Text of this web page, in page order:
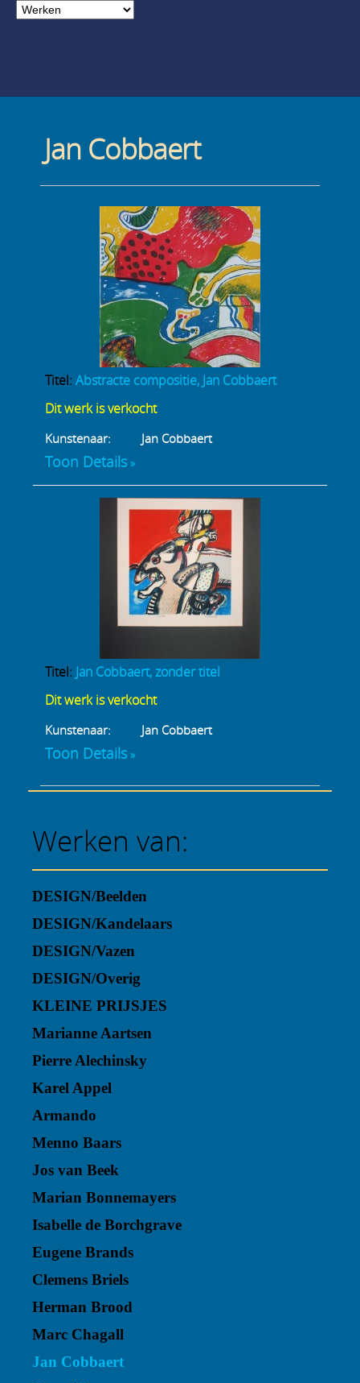
Jan Cobbaert
Titel: Abstracte compositie, Jan Cobbaert
Dit werk is verkocht
Kunstenaar: Jan Cobbaert
Toon Details
Titel: Jan Cobbaert, zonder titel
Dit werk is verkocht
Kunstenaar: Jan Cobbaert
Toon Details
Werken van:
DESIGN/Beelden
DESIGN/Kandelaars
DESIGN/Vazen
DESIGN/Overig
KLEINE PRIJSJES
Marianne Aartsen
Pierre Alechinsky
Karel Appel
Armando
Menno Baars
Jos van Beek
Marian Bonnemayers
Isabelle de Borchgrave
Eugene Brands
Clemens Briels
Herman Brood
Marc Chagall
Jan Cobbaert